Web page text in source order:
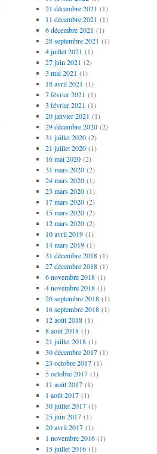
21 décembre 2021 (1)
11 décembre 2021 (1)
6 décembre 2021 (1)
28 septembre 2021 (1)
4 juillet 2021 (1)
27 juin 2021 (2)
3 mai 2021 (1)
18 avril 2021 (1)
7 février 2021 (1)
3 février 2021 (1)
20 janvier 2021 (1)
29 décembre 2020(2)
31 juillet 2020(2)
21 juillet 2020(1)
16 mai 2020(2)
31 mars 2020(2)
24 mars 2020(1)
23 mars 2020(1)
17 mars 2020(2)
15 mars 2020(2)
12 mars 2020(2)
10 avril 2019(1)
14 mars 2019(1)
31 décembre 2018(1)
27 décembre 2018(1)
6 novembre 2018(1)
4 novembre 2018(1)
26 septembre 2018(1)
16 septembre 2018(1)
12 août 2018(1)
8 août 2018(1)
21 juillet 2018(1)
30 décembre 2017(1)
23 octobre 2017(1)
5 octobre 2017(1)
11 août 2017(1)
1 août 2017(1)
30 juillet 2017(1)
25 juin 2017(1)
20 avril 2017(1)
1 novembre 2016(1)
15 juillet 2016(1)